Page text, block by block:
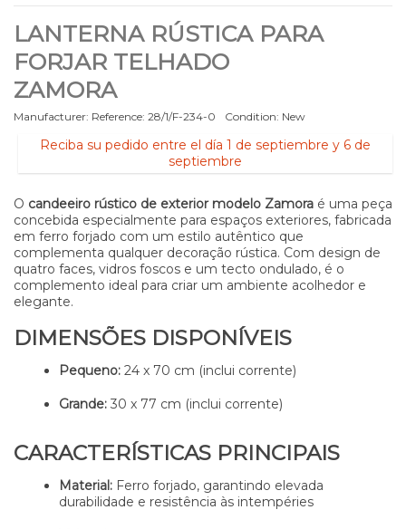
LANTERNA RÚSTICA PARA
FORJAR TELHADO
ZAMORA
Manufacturer: Reference: 28/1/F-234-0 Condition: New
Reciba su pedido entre el día 1 de septiembre y 6 de
septiembre
O candeeiro rústico de exterior modelo Zamora é uma peça
concebida especialmente para espaços exteriores, fabricada
em ferro forjado com um estilo autêntico que
complementa qualquer decoração rústica. Com design de
quatro faces, vidros foscos e um tecto ondulado, é o
complemento ideal para criar um ambiente acolhedor e
elegante.
DIMENSÕES DISPONÍVEIS
Pequeno: 24 x 70 cm (inclui corrente)
Grande: 30 x 77 cm (inclui corrente)
CARACTERÍSTICAS PRINCIPAIS
Material: Ferro forjado, garantindo elevada
durabilidade e resistência às intempéries